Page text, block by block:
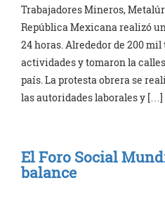
Trabajadores Mineros,
República Mexicana realizó
24 horas. Alrededor de 200
actividades y tomaron la
país. La protesta obrera se
las autoridades laborales y […]
El Foro Social
balance